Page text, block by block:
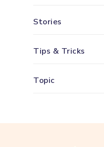
Stories
Tips & Tricks
Topic